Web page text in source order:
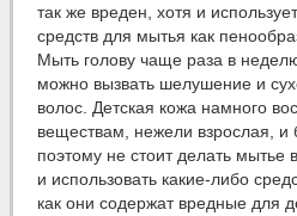
так же вреден, хотя и
средств для мытья как
Мыть голову чаще раза в
можно вызвать шелушение и
волос. Детская кожа намного
веществам, нежели взрослая, и
поэтому не стоит делать мытье
и использовать какие-либо
как они содержат вредные для